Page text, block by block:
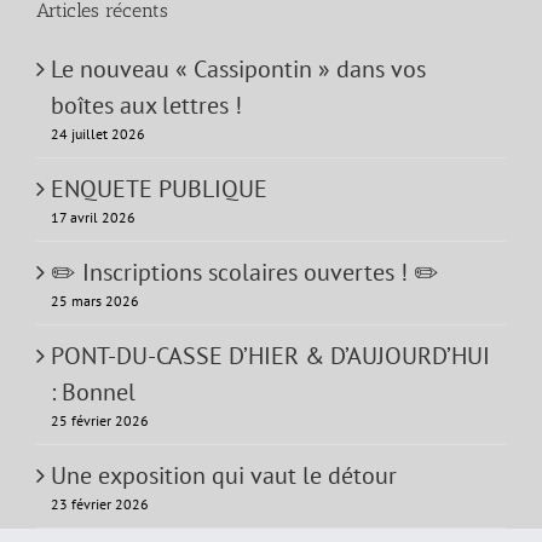
Articles récents
Le nouveau « Cassipontin » dans vos
boîtes aux lettres !
24 juillet 2026
ENQUETE PUBLIQUE
17 avril 2026
✏️ Inscriptions scolaires ouvertes ! ✏️
25 mars 2026
PONT-DU-CASSE D’HIER & D’AUJOURD’HUI
: Bonnel
25 février 2026
Une exposition qui vaut le détour
23 février 2026